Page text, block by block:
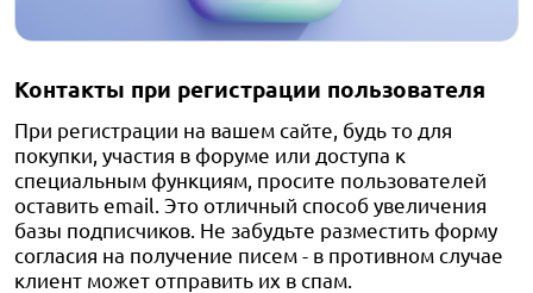
Контакты при регистрации пользователя
При регистрации на вашем сайте, будь то для
покупки, участия в форуме или доступа к
специальным функциям, просите пользователей
оставить email. Это отличный способ увеличения
базы подписчиков. Не забудьте разместить форму
согласия на получение писем - в противном случае
клиент может отправить их в спам.